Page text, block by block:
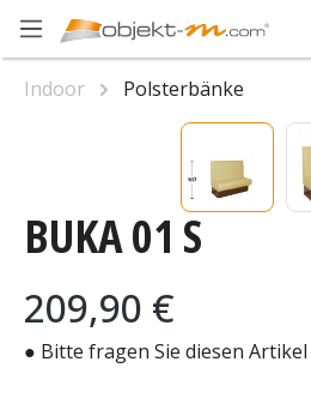
Zum Hauptinhalt springen
BUKA 01 S
Regulärer Preis:
209,90 €
● Bitte fragen Sie diesen
Indoor
Polsterbänke
Bildergalerie überspringen